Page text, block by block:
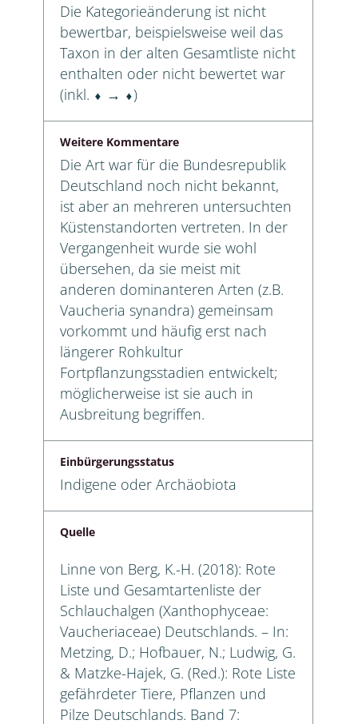
Die Kategorieänderung ist nicht
bewertbar, beispielsweise weil das
Taxon in der alten Gesamtliste nicht
enthalten oder nicht bewertet war
(inkl. ⬧ → ⬧)
Weitere Kommentare
Die Art war für die Bundesrepublik
Deutschland noch nicht bekannt,
ist aber an mehreren untersuchten
Küstenstandorten vertreten. In der
Vergangenheit wurde sie wohl
übersehen, da sie meist mit
anderen dominanteren Arten (z.B.
Vaucheria synandra) gemeinsam
vorkommt und häufig erst nach
längerer Rohkultur
Fortpflanzungsstadien entwickelt;
möglicherweise ist sie auch in
Ausbreitung begriffen.
Einbürgerungsstatus
Indigene oder Archäobiota
Quelle
Linne von Berg, K.-H. (2018): Rote
Liste und Gesamtartenliste der
Schlauchalgen (Xanthophyceae:
Vaucheriaceae) Deutschlands. – In:
Metzing, D.; Hofbauer, N.; Ludwig, G.
& Matzke-Hajek, G. (Red.): Rote Liste
gefährdeter Tiere, Pflanzen und
Pilze Deutschlands. Band 7: